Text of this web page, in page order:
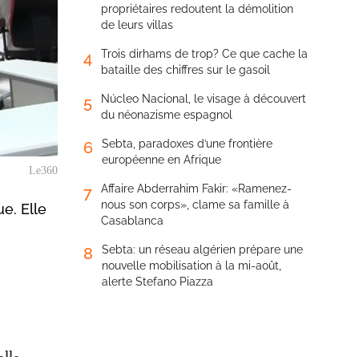
Le360
Elle
propriétaires redoutent la démolition
de leurs villas
4
Trois dirhams de trop? Ce que cache la
bataille des chiffres sur le gasoil
5
Núcleo Nacional, le visage à découvert
du néonazisme espagnol
6
Sebta, paradoxes d’une frontière
européenne en Afrique
7
Affaire Abderrahim Fakir: «Ramenez-
nous son corps», clame sa famille à
Casablanca
8
Sebta: un réseau algérien prépare une
nouvelle mobilisation à la mi-août,
alerte Stefano Piazza